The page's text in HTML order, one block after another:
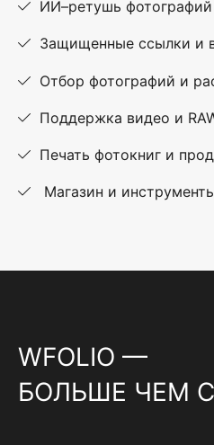
ИИ–ретушь фотографий
Защищенные ссылки и
Отбор фотографий и
Поддержка видео и
Печать фотокниг и
Магазин и
WFOLIO —
БОЛЬШЕ ЧЕМ